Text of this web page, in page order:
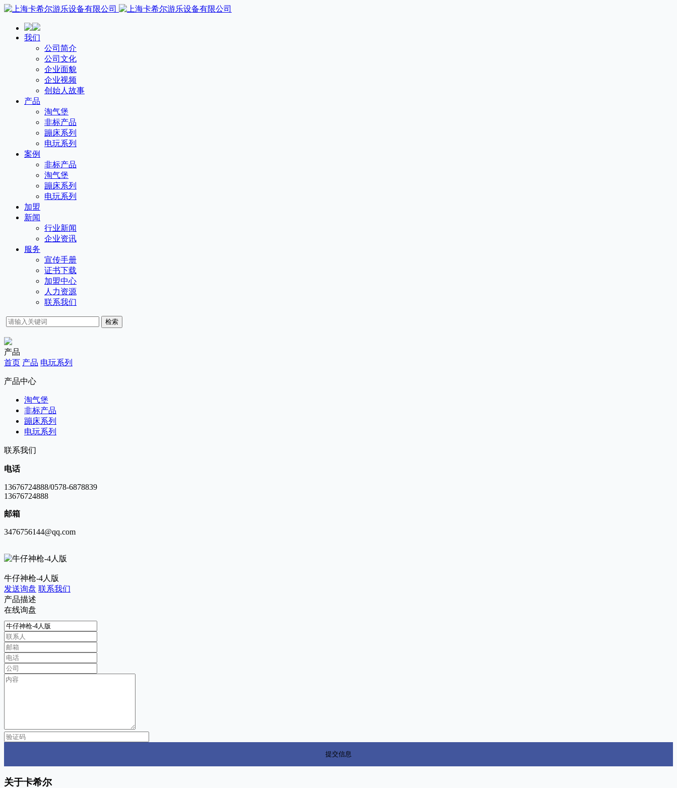
我们
公司简介
公司文化
企业面貌
企业视频
创始人故事
产品
淘气堡
非标产品
蹦床系列
电玩系列
案例
非标产品
淘气堡
蹦床系列
电玩系列
加盟
新闻
行业新闻
企业资讯
服务
宣传手册
证书下载
加盟中心
人力资源
联系我们
检索
产品
首页 产品 电玩系列
产品中心
淘气堡
非标产品
蹦床系列
电玩系列
联系我们
电话
13676724888/0578-6878839
13676724888
邮箱
3476756144@qq.com
牛仔神枪-4人版
发送询盘 联系我们
产品描述
在线询盘
关于卡希尔